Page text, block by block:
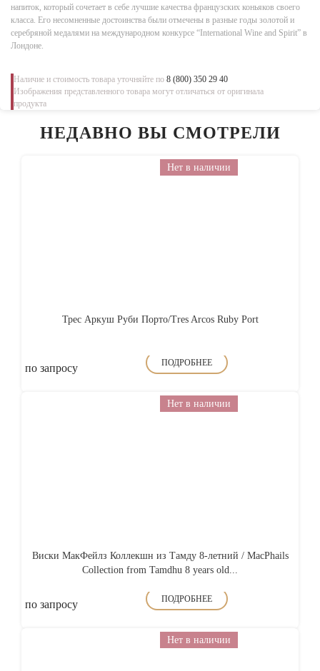
напиток, который сочетает в себе лучшие качества французских коньяков своего
класса. Его несомненные достоинства были отмечены в разные годы золотой и
серебряной медалями на международном конкурсе “International Wine and Spirit” в
Лондоне.
Наличие и стоимость товара уточняйте по 8 (800) 350 29 40
Изображения представленного товара могут отличаться от оригинала
продукта
НЕДАВНО ВЫ СМОТРЕЛИ
Нет в наличии
Трес Аркуш Руби Порто/Tres Arcos Ruby Port
по запросу ПОДРОБНЕЕ
Нет в наличии
Виски МакФейлз Коллекшн из Тамду 8-летний / MacPhails
Collection from Tamdhu 8 years old...
по запросу ПОДРОБНЕЕ
Нет в наличии